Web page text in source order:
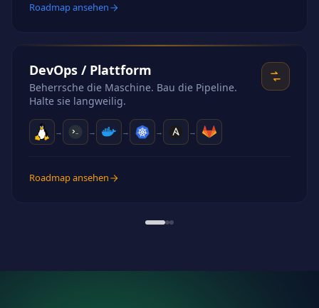
Roadmap ansehen
DevOps / Plattform
Beherrsche die Maschine. Bau die Pipeline.
Halte sie langweilig.
→ → → → →
Roadmap ansehen